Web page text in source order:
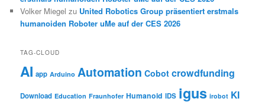
Volker Miegel zu United Robotics Group präsentiert erstmals
humanoiden Roboter uMe auf der CES 2026
TAG-CLOUD
AI app Arduino Automation Cobot crowdfunding
Download Education Fraunhofer Humanoid IDS igus irobot KI